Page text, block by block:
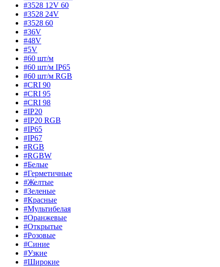
#3528 12V 60
#3528 24V
#3528 60
#36V
#48V
#5V
#60 шт/м
#60 шт/м IP65
#60 шт/м RGB
#CRI 90
#CRI 95
#CRI 98
#IP20
#IP20 RGB
#IP65
#IP67
#RGB
#RGBW
#Белые
#Герметичные
#Желтые
#Зеленые
#Красные
#Мультибелая
#Оранжевые
#Открытые
#Розовые
#Синие
#Узкие
#Широкие